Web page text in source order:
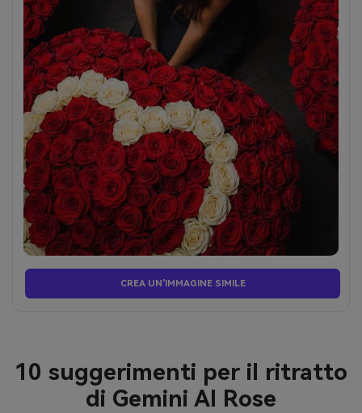
CREA UN'IMMAGINE SIMILE
10 suggerimenti per il ritratto
di Gemini AI Rose